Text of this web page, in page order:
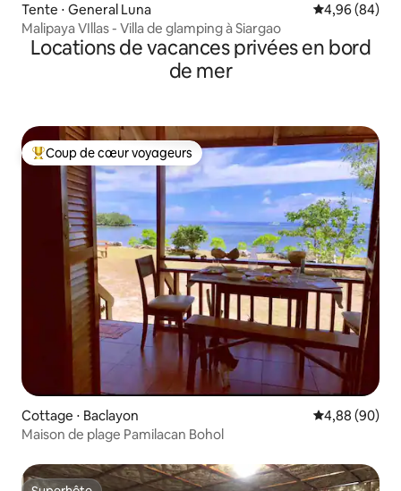
Tente ⋅ General Luna Évaluation
4,96 (84)
Malipaya VIllas - Villa de glamping à Siargao
Locations de vacances privées en bord
de mer
Coups de cœur voyageurs les plus appréciés
Coup de cœur voyageurs
Cottage ⋅ Baclayon Évaluation
4,88 (90)
Maison de plage Pamilacan Bohol